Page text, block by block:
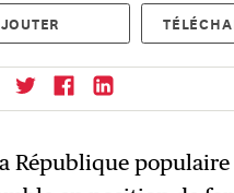
République populaire